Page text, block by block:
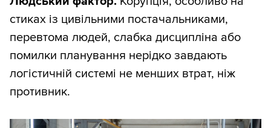
стиках із цивільними постачальниками,
перевтома людей, слабка дисципліна або
помилки планування нерідко завдають
логістичній системі не менших втрат, ніж
противник.